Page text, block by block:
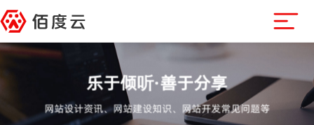
乐于倾听·善于分享
网站设计资讯、网站建设知识、网站开发常见问题等